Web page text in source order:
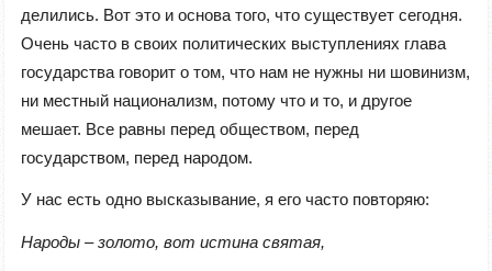
делились. Вот это и основа того, что существует сегодня.
Очень часто в своих политических выступлениях глава
государства говорит о том, что нам не нужны ни шовинизм,
ни местный национализм, потому что и то, и другое
мешает. Все равны перед обществом, перед
государством, перед народом.
У нас есть одно высказывание, я его часто повторяю:
Народы – золото, вот истина святая,